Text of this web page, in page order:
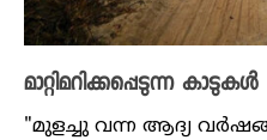
മാറ്റിമറിക്കപ്പെടുന്ന കാടുകള്‍
"മുളച്ചു വന്ന ആദ്യ